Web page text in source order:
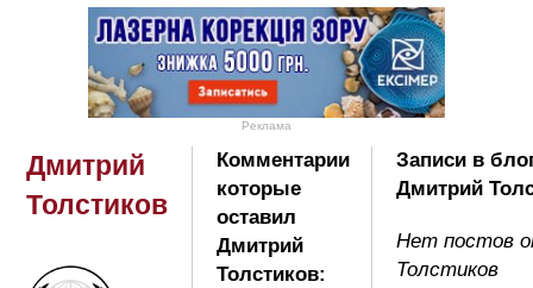
Реклама
Дмитрий
Толстиков
Комментарии
которые
оставил
Дмитрий
Толстиков:
Записи в
Дмитрий
Нет постов
Толстиков